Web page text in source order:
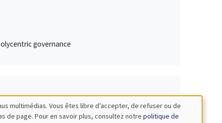
governance
multimédias. Vous êtes libre d’accepter, de refuser ou de
de page. Pour en savoir plus, consultez notre politique de